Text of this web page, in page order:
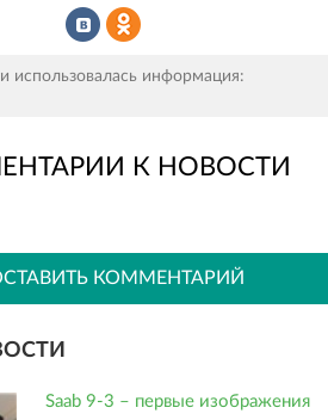
во
ВКонтакте
Одноклассниках
использовалась информация:
К НОВОСТИ
КОММЕНТАРИЙ
Saab 9-3 – первые изображения